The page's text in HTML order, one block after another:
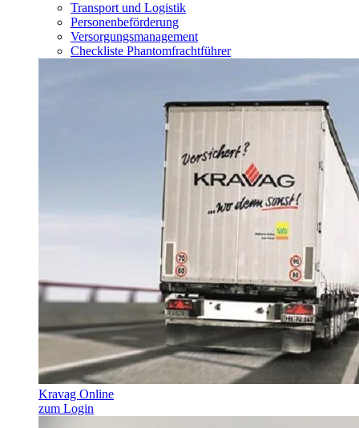
Transport und Logistik
Personenbeförderung
Versorgungsmanagement
Checkliste Phantomfrachtführer
Kravag Online
zum Login